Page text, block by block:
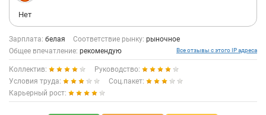
Нет
Зарплата: белая Соответствие рынку: рыночное
Общее впечатление: рекомендую Все отзывы с этого IP адреса
Коллектив:
Руководство:
Условия труда:
Соц.пакет:
Карьерный рост: